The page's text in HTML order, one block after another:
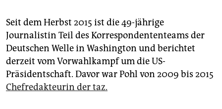
Seit dem Herbst 2015 ist die 49-jährige
Journalistin Teil des Korrespondententeams der
Deutschen Welle in Washington und berichtet
derzeit vom Vorwahlkampf um die US-
Präsidentschaft. Davor war Pohl von 2009 bis 2015
Chefredakteurin der taz.